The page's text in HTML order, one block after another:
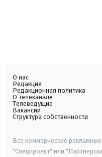
О нас
Редакция
Редакционная политика
О телеканале
Телеведущие
Вакансии
Структура собственности
Все коммерческие
"Спецпроект" или